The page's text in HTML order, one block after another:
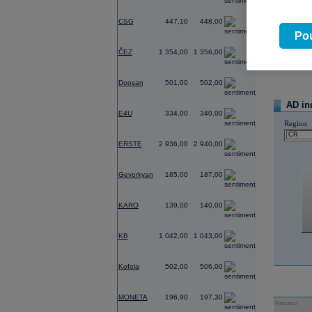
CSG 447,10 448,00
ČEZ 1 354,00 1 356,00
Doosan 501,00 502,00
1,01
E4U 334,00 340,00
ERSTE 2 936,00 2 940,00
Gevorkyan 185,00 187,00
KARO 139,00 140,00
KB 1 042,00 1 043,00
Kofola 502,00 506,00
MONETA 196,90 197,30
Název
AD
Region
Reklama